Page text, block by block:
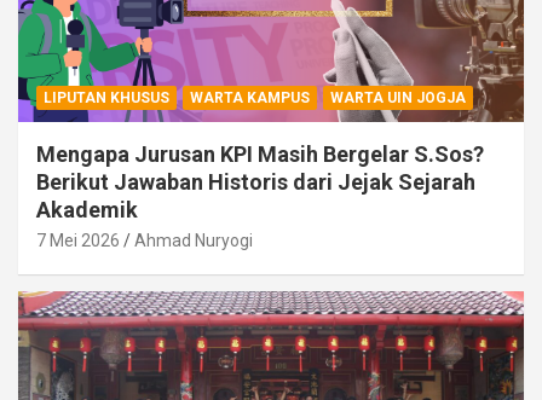
LIPUTAN KHUSUS WARTA KAMPUS WARTA UIN JOGJA
Mengapa Jurusan KPI Masih Bergelar S.Sos?
Berikut Jawaban Historis dari Jejak Sejarah
Akademik
7 Mei 2026 Ahmad Nuryogi